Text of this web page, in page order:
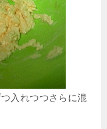
入れつつさらに混